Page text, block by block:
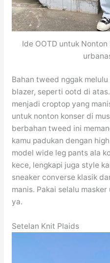
Ide OOTD untuk
Bahan tweed nggak
blazer, seperti ootd di
menjadi croptop yang
untuk nonton konser di
berbahan tweed ini
kamu padukan dengan
model wide leg pants ala
kece, lengkapi juga style
sneaker converse klasik
manis. Pakai selalu
ya.
Setelan Knit Plaids